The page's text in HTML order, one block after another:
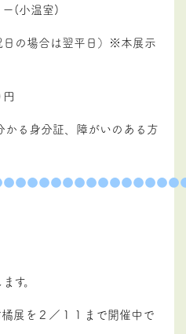
(小温室)
の場合は翌平日）※本展示
る身分証、障がいのある方
す。
展を２／１１まで開催中で